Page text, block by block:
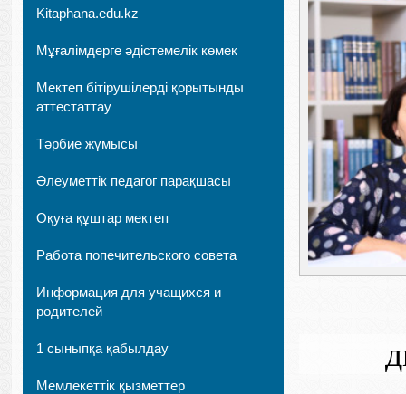
Kitaphana.edu.kz
Мұғалімдерге әдістемелік көмек
Мектеп бітірушілерді қорытынды
аттестаттау
Тәрбие жұмысы
Әлеуметтік педагог парақшасы
Оқуға құштар мектеп
Работа попечительского совета
Информация для учащихся и
родителей
1 сыныпқа қабылдау
Мемлекеттік қызметтер